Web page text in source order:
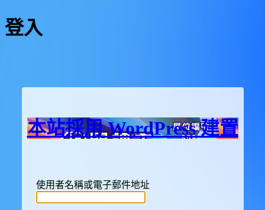
登入
本站採用 WordPress 建置
使用者名稱或電子郵件地址